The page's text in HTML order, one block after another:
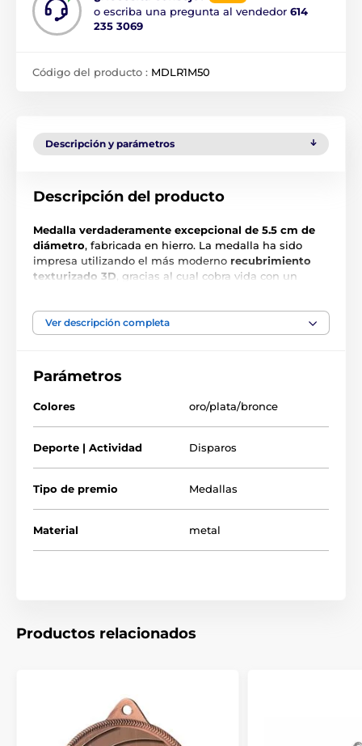
o escriba una pregunta al vendedor 614
235 3069
Código del producto : MDLR1M50
Descripción y parámetros
Descripción del producto
Medalla verdaderamente excepcional de 5.5 cm de
diámetro, fabricada en hierro. La medalla ha sido
impresa utilizando el más moderno recubrimiento
texturizado 3D , gracias al cual cobra vida con un
medallas modernas, que sin duda harán brillar los
ojos de todos los homenajeados al momento de
Ver descripción completa
Parámetros
Colores oro/plata/bronce
Deporte | Actividad Disparos
Tipo de premio Medallas
Material metal
Productos relacionados